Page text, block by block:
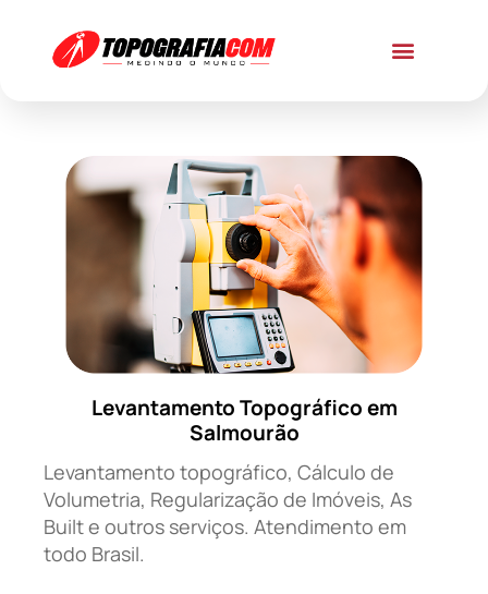
Levantamento Topográfico em
Salmourão
Levantamento topográfico, Cálculo de
Volumetria, Regularização de Imóveis, As
Built e outros serviços. Atendimento em
todo Brasil.